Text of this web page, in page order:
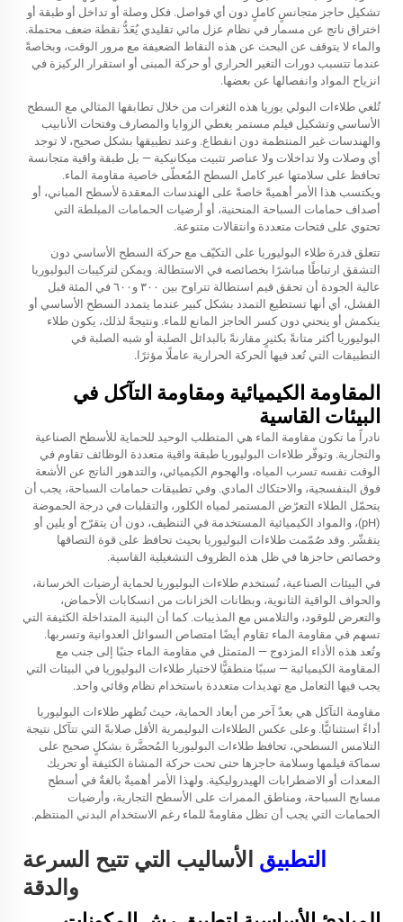
تشكيل حاجز متجانسٍ كاملٍ دون أي فواصل. فكل وصلة أو تداخل أو طبقة أو
اختراق ناتج عن مسمار في نظام عزل مائي تقليدي يُعَدُّ نقطة ضعف محتملة.
والماء لا يتوقف عن البحث عن هذه النقاط الضعيفة مع مرور الوقت، وبخاصةً
عندما تتسبب دورات التغير الحراري أو حركة المبنى أو استقرار الركيزة في
انزياح المواد وانفصالها عن بعضها.
تُلغي طلاءات البولي يوريا هذه الثغرات من خلال تطابقها المثالي مع السطح
الأساسي وتشكيل فيلم مستمر يغطي الزوايا والمصارف وفتحات الأنابيب
والهندسات غير المنتظمة دون انقطاع. وعند تطبيقها بشكل صحيح، لا توجد
أي وصلات ولا تداخلات ولا عناصر تثبيت ميكانيكية — بل طبقة واقية متجانسة
تحافظ على سلامتها عبر كامل السطح المُعطّى خاصية مقاومة الماء.
ويكتسب هذا الأمر أهميةً خاصةً على الهندسات المعقدة لأسطح المباني، أو
أصداف حمامات السباحة المنحنية، أو أرضيات الحمامات المبلطة التي
تحتوي على فتحات متعددة وانتقالات متنوعة.
تتعلق قدرة طلاء البوليوريا على التكيّف مع حركة السطح الأساسي دون
التشقق ارتباطًا مباشرًا بخصائصه في الاستطالة. ويمكن لتركيبات البوليوريا
عالية الجودة أن تحقق قيم استطالة تتراوح بين ٣٠٠ و٦٠٠ في المئة قبل
الفشل، أي أنها تستطيع التمدد بشكل كبير عندما يتمدد السطح الأساسي أو
ينكمش أو ينحني دون كسر الحاجز المانع للماء. ونتيجةً لذلك، يكون طلاء
البوليوريا أكثر متانةً بكثيرٍ مقارنةً بالبدائل الصلبة أو شبه الصلبة في
التطبيقات التي تُعد فيها الحركة الحرارية عاملًا مؤثرًا.
المقاومة الكيميائية ومقاومة التآكل في
البيئات القاسية
نادراً ما تكون مقاومة الماء هي المتطلب الوحيد للحماية للأسطح الصناعية
والتجارية. وتوفّر طلاءات البوليوريا طبقة واقية متعددة الوظائف تقاوم في
الوقت نفسه تسرب المياه، والهجوم الكيميائي، والتدهور الناتج عن الأشعة
فوق البنفسجية، والاحتكاك المادي. وفي تطبيقات حمامات السباحة، يجب أن
يتحمّل الطلاء التعرّض المستمر لمياه الكلور، والتقلبات في درجة الحموضة
(pH)، والمواد الكيميائية المستخدمة في التنظيف، دون أن يتقرّح أو يلين أو
يتقشّر. وقد صُمّمت طلاءات البوليوريا بحيث تحافظ على قوة التصاقها
وخصائص حاجزها في ظل هذه الظروف التشغيلية القاسية.
في البيئات الصناعية، تُستخدم طلاءات البوليوريا لحماية أرضيات الخرسانة،
والحواف الواقية الثانوية، وبطانات الخزانات من انسكابات الأحماض،
والتعرض للوقود، والتلامس مع المذيبات. كما أن البنية المتداخلة الكثيفة التي
تسهم في مقاومة الماء تقاوم أيضًا امتصاص السوائل العدوانية وتسربها.
وتُعد هذه الأداء المزدوج — المتمثل في مقاومة الماء جنبًا إلى جنب مع
المقاومة الكيميائية — سببًا منطقيًّا لاختيار طلاءات البوليوريا في البيئات التي
يجب فيها التعامل مع تهديدات متعددة باستخدام نظام وقائي واحد.
مقاومة التآكل هي بعدٌ آخر من أبعاد الحماية، حيث تُظهر طلاءات البوليوريا
أداءً استثنائيًّا. وعلى عكس الطلاءات البوليمرية الأقل صلابةً التي تتآكل نتيجة
التلامس السطحي، تحافظ طلاءات البوليوريا المُحضَّرة بشكلٍ صحيح على
سماكة فيلمها وسلامة حاجزها حتى تحت حركة المشاة الكثيفة أو تحريك
المعدات أو الاضطرابات الهيدروليكية. ولهذا الأمر أهميةٌ بالغةٌ في أسطح
مسابح السباحة، ومناطق الممرات على الأسطح التجارية، وأرضيات
الحمامات التي يجب أن تظل مقاومةً للماء رغم الاستخدام البدني المنتظم.
التطبيق الأساليب التي تتيح السرعة
والدقة